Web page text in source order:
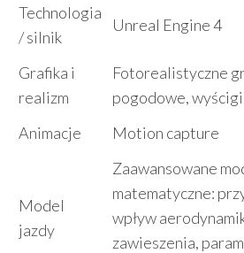
Technologia
/ silnik
Unreal Engine 4
Grafika i
realizm
Fotorealistyczne
pogodowe,
Animacje
Motion capture
Model
jazdy
Zaawansowane
matematyczne:
wpływ
zawieszenia,